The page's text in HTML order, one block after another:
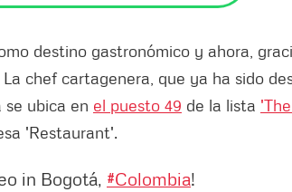
destino gastronómico y ahora,
chef cartagenera, que ya ha sido
se ubica en el puesto 49 de la lista
'Restaurant'.
in Bogotá, #Colombia!